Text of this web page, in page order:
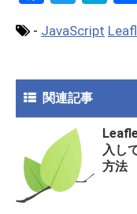
ce
o
o
k
tt e
- JavaScript
関連記事
入し
方法